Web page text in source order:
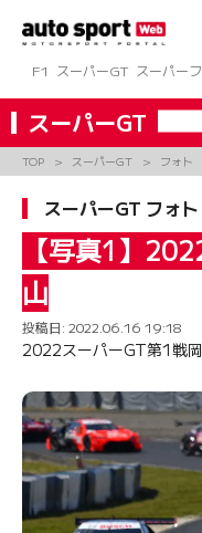
ツ
へ
ス
キ
ッ
F1 スーパーGT スーパー
スーパーGT
TOP スーパーGT フォト
スーパーGT フォト
【写真1】
山
投稿日: 2022.06.16 19:18
2022スーパーGT第1戦